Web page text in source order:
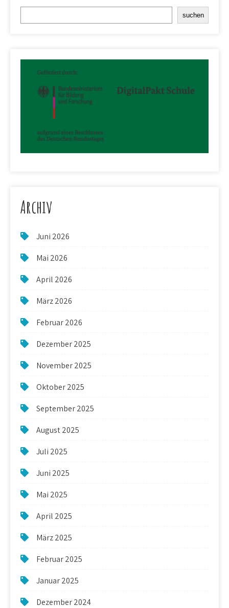
suchen
Archiv
Juni 2026
Mai 2026
April 2026
März 2026
Februar 2026
Dezember 2025
November 2025
Oktober 2025
September 2025
August 2025
Juli 2025
Juni 2025
Mai 2025
April 2025
März 2025
Februar 2025
Januar 2025
Dezember 2024